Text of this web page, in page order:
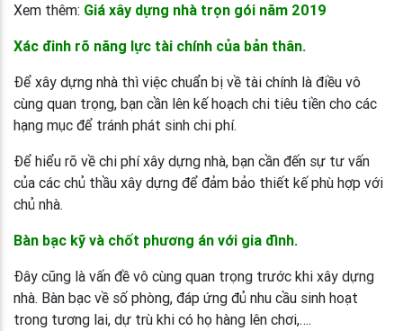
Xem thêm: Giá xây dựng nhà trọn gói năm 2019
Xác đinh rõ năng lực tài chính của bản thân.
Để xây dựng nhà thì việc chuẩn bị về tài chính là điều vô
cùng quan trọng, bạn cần lên kế hoạch chi tiêu tiền cho các
hạng mục để tránh phát sinh chi phí.
Để hiểu rõ về chi phí xây dựng nhà, bạn cần đến sự tư vấn
của các chủ thầu xây dựng để đảm bảo thiết kế phù hợp với
chủ nhà.
Bàn bạc kỹ và chốt phương án với gia đình.
Đây cũng là vấn đề vô cùng quan trọng trước khi xây dựng
nhà. Bàn bạc về số phòng, đáp ứng đủ nhu cầu sinh hoạt
trong tương lai, dự trù khi có họ hàng lên chơi,….